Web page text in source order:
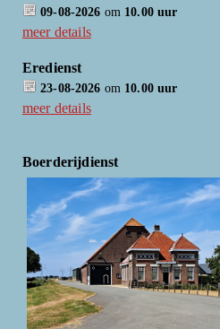
09-08-2026 om 10.00 uur
meer details
Eredienst
23-08-2026 om 10.00 uur
meer details
Boerderijdienst